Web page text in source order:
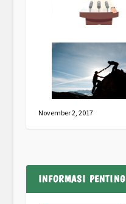
November 2, 2017
INFORMASI PENTING